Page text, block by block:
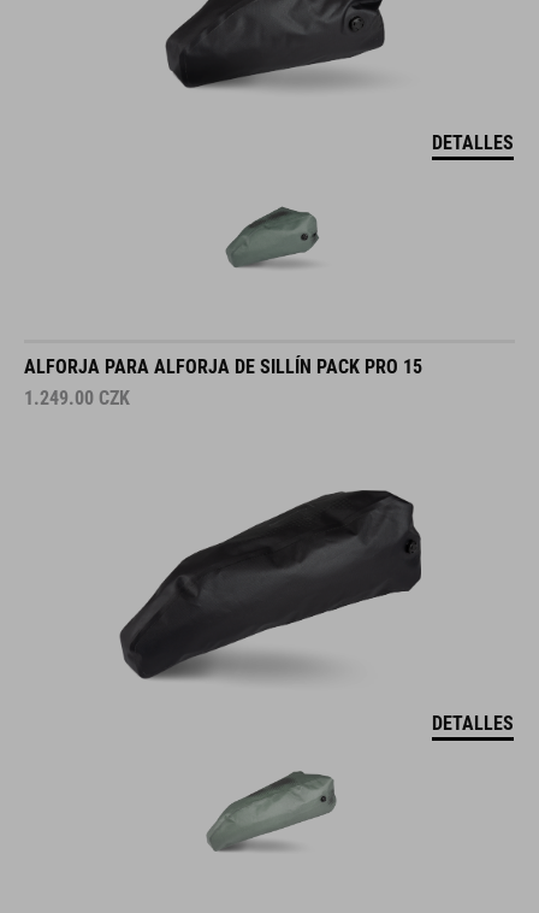
DETALLES
ALFORJA PARA ALFORJA DE SILLÍN PACK PRO 15
1.249.00 CZK
DETALLES